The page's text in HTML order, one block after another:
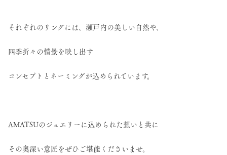
それぞれのリングには、瀬戸内の美しい自然や、
四季折々の情景を映し出す
コンセプトとネーミングが込められています。
AMATSUのジュエリーに込められた想いと共に
その奥深い意匠をぜひご堪能くださいませ。